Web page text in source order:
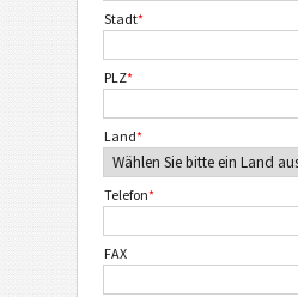
Stadt*
PLZ*
Land*
Telefon*
FAX